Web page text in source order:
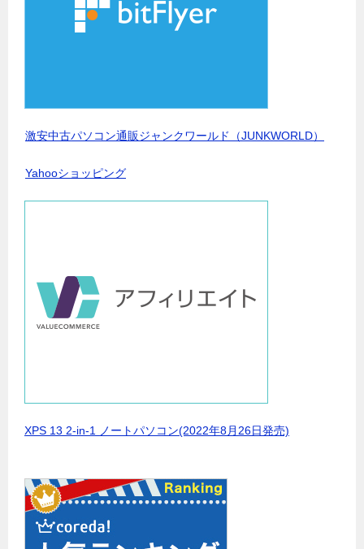
激安中古パソコン通販ジャンクワールド（JUNKWORLD）
Yahooショッピング
XPS 13 2-in-1 ノートパソコン(2022年8月26日発売)